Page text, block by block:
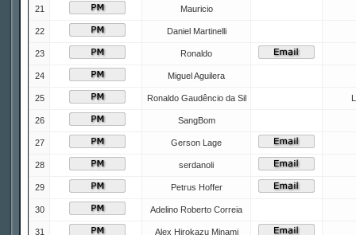
21 Mauricio
22 Daniel Martinelli
23 Ronaldo
24 Miguel Aguilera
25 Ronaldo Gaudêncio da Sil
26 SangBom
27 Gerson Lage
28 serdanoli
29 Petrus Hoffer
30 Adelino Roberto Correia
31 Alex Hirokazu Minami